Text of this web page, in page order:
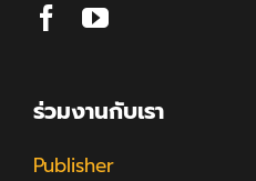
ร่วมงานกับเรา
Publisher